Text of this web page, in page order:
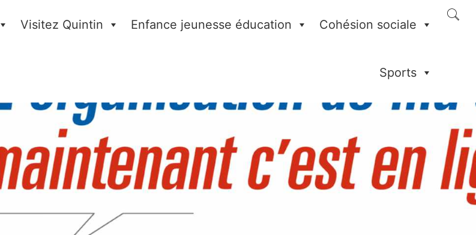
Visitez Quintin Enfance jeunesse éducation Cohésion sociale
Sports